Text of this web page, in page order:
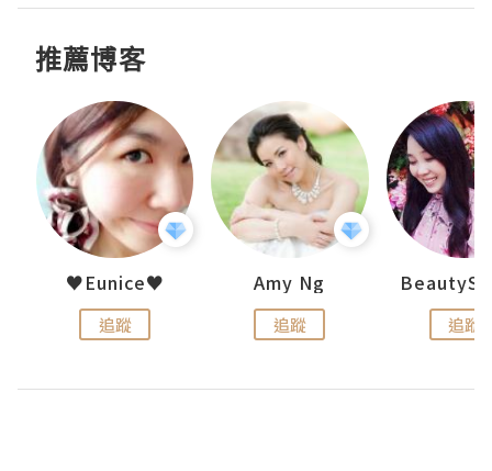
推薦博客
♥Eunice♥
追蹤
Amy Ng
追蹤 追蹤